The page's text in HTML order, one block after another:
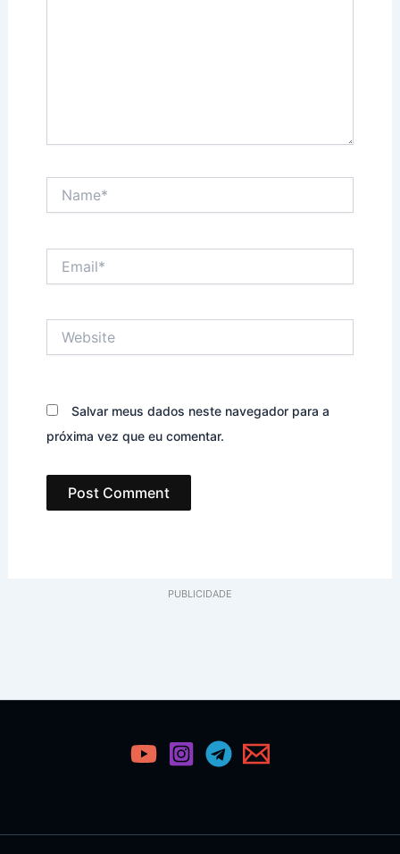
Salvar meus dados neste navegador para a
próxima vez que eu comentar.
PUBLICIDADE